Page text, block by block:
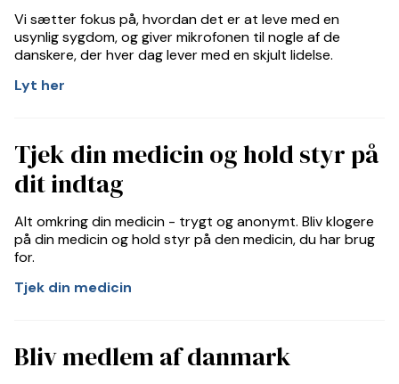
Vi sætter fokus på, hvordan det er at leve med en
usynlig sygdom, og giver mikrofonen til nogle af de
danskere, der hver dag lever med en skjult lidelse.
Lyt her
Tjek din medicin og hold styr på
dit indtag
Alt omkring din medicin - trygt og anonymt. Bliv klogere
på din medicin og hold styr på den medicin, du har brug
for.
Tjek din medicin
Bliv medlem af danmark